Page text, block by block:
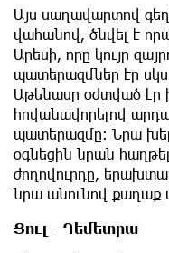
Այս սաղավարտով
վահանով, ծնվել է
Արեսի, որը կույր
պատերազմներ էր
Աթենասը օժտված էր
հովանավորելով
պատերազմը: Նրա
օգնեցին նրան
ժողովուրդը,
նրա անունով քաղաք
Ցուլ - Դեմետրա